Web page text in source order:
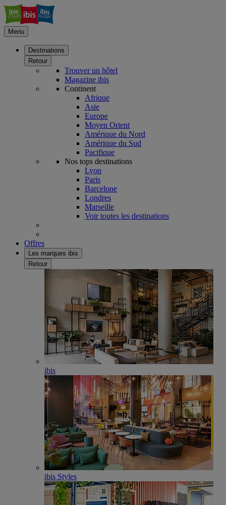
Menu
Destinations
Retour
Trouver un hôtel
Magazine ibis
Continent
Afrique
Asie
Europe
Moyen Orient
Amérique du Nord
Amérique du Sud
Pacifique
Nos tops destinations
Lyon
Paris
Barcelone
Londres
Marseille
Voir toutes les destinations
Offres
Les marques ibis
Retour
ibis
ibis Styles